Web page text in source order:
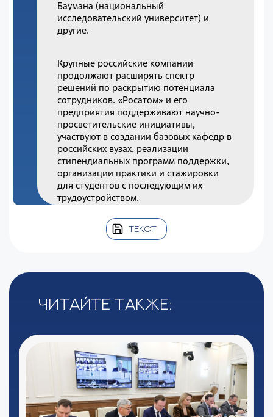
Баумана (национальный
исследовательский университет) и
другие.
Крупные российские компании
продолжают расширять спектр
решений по раскрытию потенциала
сотрудников. «Росатом» и его
предприятия поддерживают научно-
просветительские инициативы,
участвуют в создании базовых кафедр в
российских вузах, реализации
стипендиальных программ поддержки,
организации практики и стажировки
для студентов с последующим их
трудоустройством.
ТЕКСТ
Читайте также: